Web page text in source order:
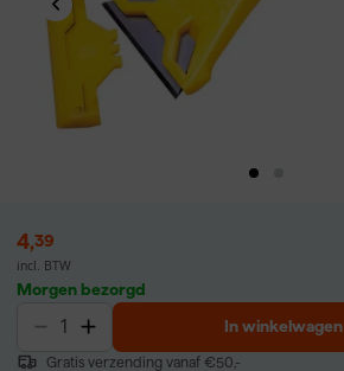
4,39
incl. BTW
Morgen bezorgd
In winkelwagen
Gratis verzending vanaf €50,-